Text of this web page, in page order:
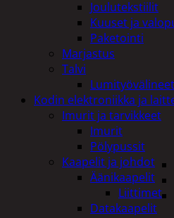
Joulutekstiilit
Kuuset ja
Paketointi
Marjastus
Talvi
Lumityövälineet
Kodin elektroniikka ja
Imurit ja tarvikkeet
Imurit
Pölypussit
Kaapelit ja johdot
Äänikaapelit
Liittimet
Datakaapelit